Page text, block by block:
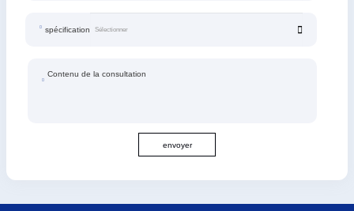
spécification
Contenu de la consultation
envoyer